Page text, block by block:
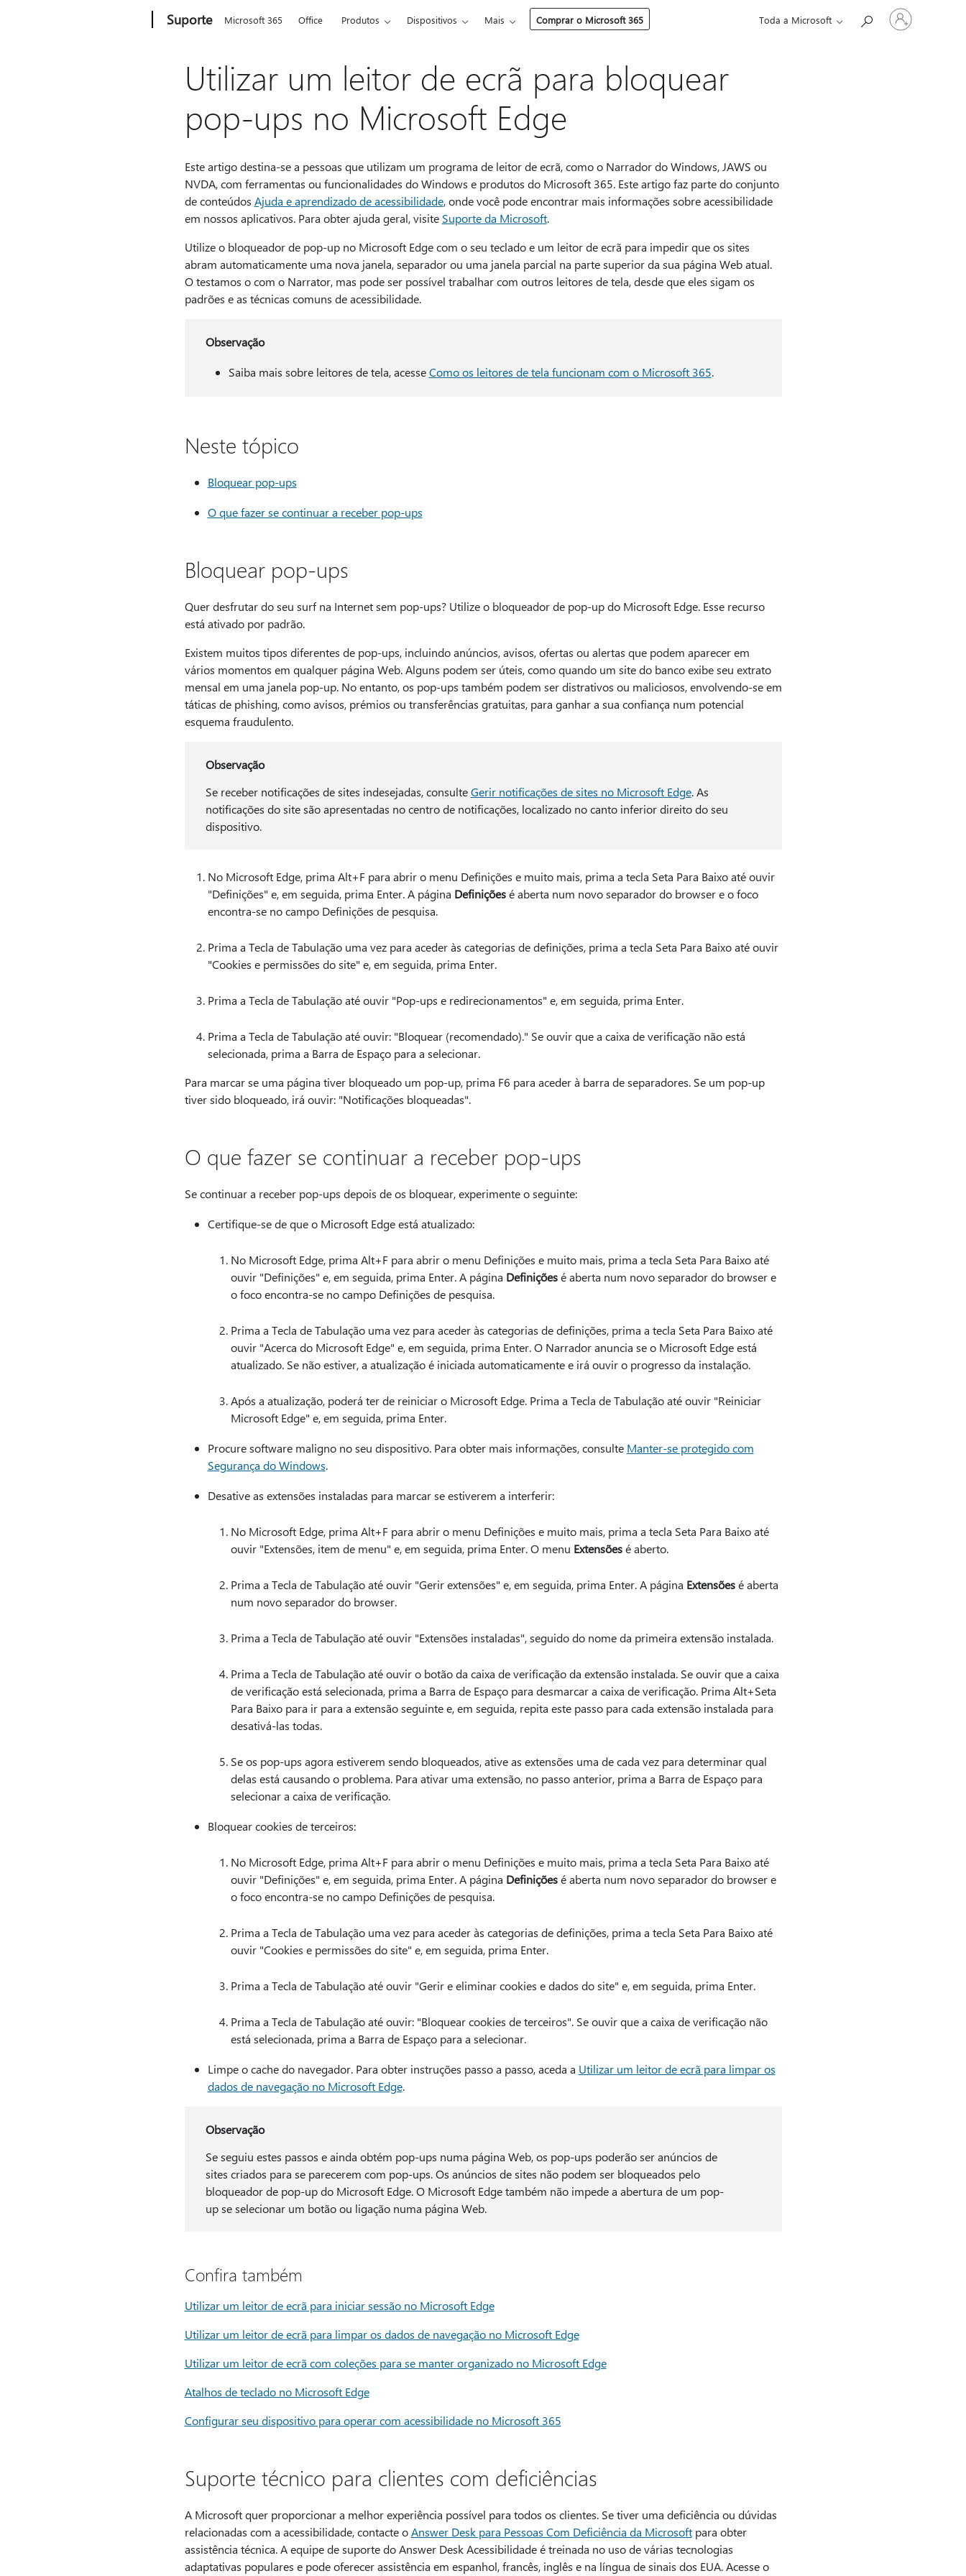
Suporte Microsoft 365 Office Produtos Dispositivos Mais Comprar o Microsoft 365 Toda a Microsoft
Entre
em
sua
Utilizar um leitor de ecrã para bloquear
pop-ups no Microsoft Edge
Este artigo destina-se a pessoas que utilizam um programa de leitor de ecrã, como o Narrador do Windows, JAWS ou
NVDA, com ferramentas ou funcionalidades do Windows e produtos do Microsoft 365. Este artigo faz parte do conjunto
de conteúdos Ajuda e aprendizado de acessibilidade, onde você pode encontrar mais informações sobre acessibilidade
em nossos aplicativos. Para obter ajuda geral, visite Suporte da Microsoft.
Utilize o bloqueador de pop-up no Microsoft Edge com o seu teclado e um leitor de ecrã para impedir que os sites
abram automaticamente uma nova janela, separador ou uma janela parcial na parte superior da sua página Web atual.
O testamos o com o Narrator, mas pode ser possível trabalhar com outros leitores de tela, desde que eles sigam os
padrões e as técnicas comuns de acessibilidade.
Observação
Saiba mais sobre leitores de tela, acesseComo os leitores de tela funcionam com o Microsoft 365.
Neste tópico
Bloquear pop-ups
O que fazer se continuar a receber pop-ups
Bloquear pop-ups
Quer desfrutar do seu surf na Internet sem pop-ups? Utilize o bloqueador de pop-up do Microsoft Edge. Esse recurso
está ativado por padrão.
Existem muitos tipos diferentes de pop-ups, incluindo anúncios, avisos, ofertas ou alertas que podem aparecer em
vários momentos em qualquer página Web. Alguns podem ser úteis, como quando um site do banco exibe seu extrato
mensal em uma janela pop-up. No entanto, os pop-ups também podem ser distrativos ou maliciosos, envolvendo-se em
táticas de phishing, como avisos, prémios ou transferências gratuitas, para ganhar a sua confiança num potencial
esquema fraudulento.
Observação
Se receber notificações de sites indesejadas, consulteGerir notificações de sites no Microsoft Edge. As
notificações do site são apresentadas no centro de notificações, localizado no canto inferior direito do seu
dispositivo.
No Microsoft Edge, prima Alt+F para abrir o menu Definições e muito mais, prima a tecla Seta Para Baixo até ouvir
"Definições" e, em seguida, prima Enter. A página Definiçõesé aberta num novo separador do browser e o foco
encontra-se no campo Definições de pesquisa.
Prima a Tecla de Tabulação uma vez para aceder às categorias de definições, prima a tecla Seta Para Baixo até ouvir
"Cookies e permissões do site" e, em seguida, prima Enter.
Prima a Tecla de Tabulação até ouvir "Pop-ups e redirecionamentos" e, em seguida, prima Enter.
Prima a Tecla de Tabulação até ouvir: "Bloquear (recomendado)." Se ouvir que a caixa de verificação não está
selecionada, prima a Barra de Espaço para a selecionar.
Para marcar se uma página tiver bloqueado um pop-up, prima F6 para aceder à barra de separadores. Se um pop-up
tiver sido bloqueado, irá ouvir: "Notificações bloqueadas".
O que fazer se continuar a receber pop-ups
Se continuar a receber pop-ups depois de os bloquear, experimente o seguinte:
Certifique-se de que o Microsoft Edge está atualizado:
No Microsoft Edge, prima Alt+F para abrir o menu Definições e muito mais, prima a tecla Seta Para Baixo até
ouvir "Definições" e, em seguida, prima Enter. A página Definiçõesé aberta num novo separador do browser e
o foco encontra-se no campo Definições de pesquisa.
Prima a Tecla de Tabulação uma vez para aceder às categorias de definições, prima a tecla Seta Para Baixo até
ouvir "Acerca do Microsoft Edge" e, em seguida, prima Enter. O Narrador anuncia se o Microsoft Edge está
atualizado. Se não estiver, a atualização é iniciada automaticamente e irá ouvir o progresso da instalação.
Após a atualização, poderá ter de reiniciar o Microsoft Edge. Prima a Tecla de Tabulação até ouvir "Reiniciar
Microsoft Edge" e, em seguida, prima Enter.
Procure software maligno no seu dispositivo. Para obter mais informações, consulte Manter-se protegido com
Segurança do Windows.
Desative as extensões instaladas para marcar se estiverem a interferir:
No Microsoft Edge, prima Alt+F para abrir o menu Definições e muito mais, prima a tecla Seta Para Baixo até
ouvir "Extensões, item de menu" e, em seguida, prima Enter. O menu Extensõesé aberto.
Prima a Tecla de Tabulação até ouvir "Gerir extensões" e, em seguida, prima Enter. A página Extensõesé aberta
num novo separador do browser.
Prima a Tecla de Tabulação até ouvir "Extensões instaladas", seguido do nome da primeira extensão instalada.
Prima a Tecla de Tabulação até ouvir o botão da caixa de verificação da extensão instalada. Se ouvir que a caixa
de verificação está selecionada, prima a Barra de Espaço para desmarcar a caixa de verificação. Prima Alt+Seta
Para Baixo para ir para a extensão seguinte e, em seguida, repita este passo para cada extensão instalada para
desativá-las todas.
Se os pop-ups agora estiverem sendo bloqueados, ative as extensões uma de cada vez para determinar qual
delas está causando o problema. Para ativar uma extensão, no passo anterior, prima a Barra de Espaço para
selecionar a caixa de verificação.
Bloquear cookies de terceiros:
No Microsoft Edge, prima Alt+F para abrir o menu Definições e muito mais, prima a tecla Seta Para Baixo até
ouvir "Definições" e, em seguida, prima Enter. A página Definiçõesé aberta num novo separador do browser e
o foco encontra-se no campo Definições de pesquisa.
Prima a Tecla de Tabulação uma vez para aceder às categorias de definições, prima a tecla Seta Para Baixo até
ouvir "Cookies e permissões do site" e, em seguida, prima Enter.
Prima a Tecla de Tabulação até ouvir "Gerir e eliminar cookies e dados do site" e, em seguida, prima Enter.
Prima a Tecla de Tabulação até ouvir: "Bloquear cookies de terceiros". Se ouvir que a caixa de verificação não
está selecionada, prima a Barra de Espaço para a selecionar.
Limpe o cache do navegador. Para obter instruções passo a passo, aceda a Utilizar um leitor de ecrã para limpar os
dados de navegação no Microsoft Edge.
Observação
Se seguiu estes passos e ainda obtém pop-ups numa página Web, os pop-ups poderão ser anúncios de
sites criados para se parecerem com pop-ups. Os anúncios de sites não podem ser bloqueados pelo
bloqueador de pop-up do Microsoft Edge. O Microsoft Edge também não impede a abertura de um pop-
up se selecionar um botão ou ligação numa página Web.
Confira também
Utilizar um leitor de ecrã para iniciar sessão no Microsoft Edge
Utilizar um leitor de ecrã para limpar os dados de navegação no Microsoft Edge
Utilizar um leitor de ecrã com coleções para se manter organizado no Microsoft Edge
Atalhos de teclado no Microsoft Edge
Configurar seu dispositivo para operar com acessibilidade no Microsoft 365
Suporte técnico para clientes com deficiências
A Microsoft quer proporcionar a melhor experiência possível para todos os clientes. Se tiver uma deficiência ou dúvidas
relacionadas com a acessibilidade, contacte oAnswer Desk para Pessoas Com Deficiência da Microsoftpara obter
assistência técnica. A equipe de suporte do Answer Desk Acessibilidade é treinada no uso de várias tecnologias
adaptativas populares e pode oferecer assistência em espanhol, francês, inglês e na língua de sinais dos EUA. Acesse o